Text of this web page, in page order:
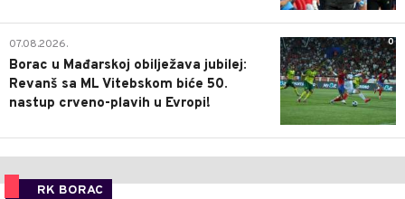
0
07.08.2026.
Borac u Mađarskoj obilježava jubilej:
Revanš sa ML Vitebskom biće 50.
nastup crveno-plavih u Evropi!
RK BORAC